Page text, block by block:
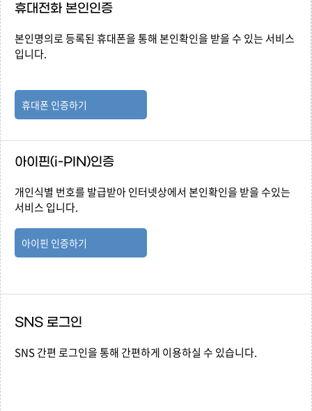
휴대전화 본인인증
본인명의로 등록된 휴대폰을 통해 본인확인을 받을 수 있는 서비스
입니다.
휴대폰 인증하기
아이핀(i-PIN)인증
개인식별 번호를 발급받아 인터넷상에서 본인확인을 받을 수있는
서비스 입니다.
아이핀 인증하기
SNS 로그인
SNS 간편 로그인을 통해 간편하게 이용하실 수 있습니다.